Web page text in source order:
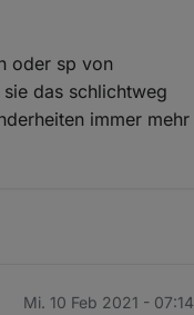
oder sp von
das schlichtweg
immer mehr
Mi. 10 Feb 2021 - 07:14